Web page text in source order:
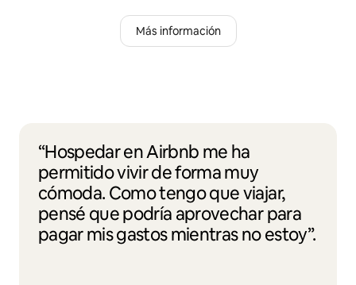
Más información
“Hospedar en Airbnb me ha
permitido vivir de forma muy
cómoda. Como tengo que viajar,
pensé que podría aprovechar para
pagar mis gastos mientras no estoy”.